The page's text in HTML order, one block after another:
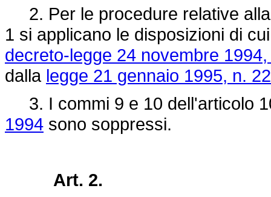
2. Per le procedure relative
1 si applicano le disposizioni di
decreto-legge 24 novembre
dalla legge 21 gennaio 1995, n. 22
3. I commi 9 e 10 dell'articolo
1994 sono soppressi.
Art. 2.